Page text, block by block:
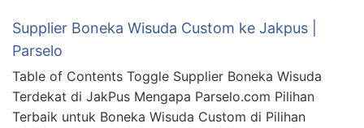
Supplier Boneka Wisuda Custom ke Jakpus |
Parselo
Table of Contents Toggle Supplier Boneka Wisuda
Terdekat di JakPus Mengapa Parselo.com Pilihan
Terbaik untuk Boneka Wisuda Custom di Pilihan